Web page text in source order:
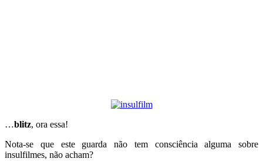
…blitz, ora essa!
Nota-se que este guarda não tem consciência alguma sobre
insulfilmes, não acham?